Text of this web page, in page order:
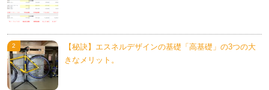
【秘訣】エスネルデザインの基礎「高基礎」の3つの大
きなメリット。